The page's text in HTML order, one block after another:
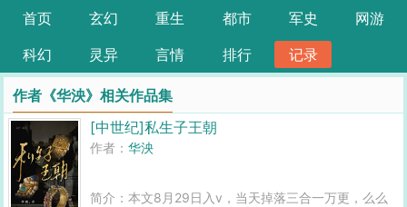
首页 玄幻 重生 都市 军史
网游
科幻
灵异 言情 排行 记录
作者《华泱》相关作品集
[中世纪]私生子王朝
作者：华泱
简介：本文8月29日入v，当天掉落三合一万更，么么